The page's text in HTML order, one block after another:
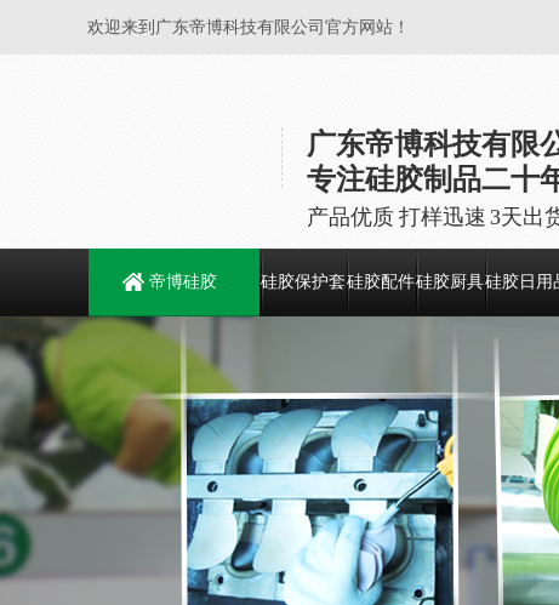
欢迎来到广东帝博科技有限公司官方网站！
广东帝博科技有限
专注硅胶制品二十
产品优质 打样迅速 3天出
帝博硅胶 硅胶保护套硅胶配件硅胶厨具硅胶日用